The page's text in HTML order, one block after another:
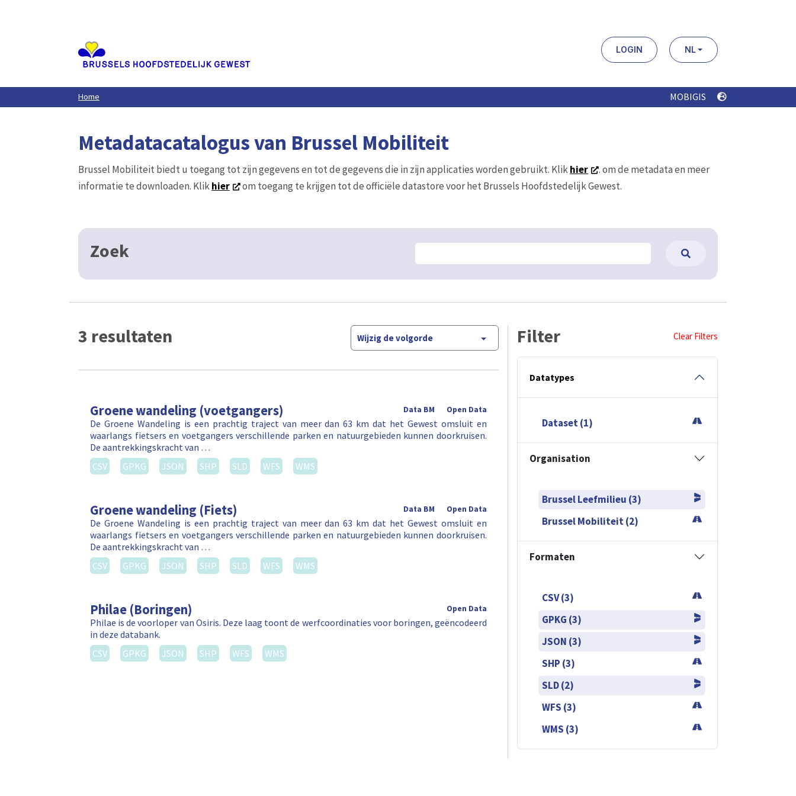
LOGIN NL
Home MOBIGIS
Metadatacatalogus van Brussel Mobiliteit
Brussel Mobiliteit biedt u toegang tot zijn gegevens en tot de gegevens die in zijn applicaties worden gebruikt. Klikhier
. om de metadata en meer
informatie te downloaden. Klikhier om toegang te krijgen tot de officiële datastore voor het Brussels Hoofdstedelijk Gewest.
Zoek
3 resultaten Wijzig de volgorde
Groene wandeling (voetgangers) Open Data
Data BM
De Groene Wandeling is een prachtig traject van meer dan 63 km dat het Gewest omsluit en
waarlangs fietsers en voetgangers verschillende parken en natuurgebieden kunnen doorkruisen.
De aantrekkingskracht van …
CSV
GPKG JSON SHP SLD WFS WMS
Groene wandeling (Fiets) Open Data
Data BM
De Groene Wandeling is een prachtig traject van meer dan 63 km dat het Gewest omsluit en
waarlangs fietsers en voetgangers verschillende parken en natuurgebieden kunnen doorkruisen.
De aantrekkingskracht van …
CSV
GPKG JSON SHP SLD WFS WMS
Philae (Boringen) Open Data
Philae is de voorloper van Osiris. Deze laag toont de werfcoordinaties voor boringen, geëncodeerd
in deze databank.
CSV
GPKG JSON SHP WFS WMS
Filter Clear Filters
Datatypes
Dataset (1)
Organisation
Brussel Leefmilieu (3)
Brussel Mobiliteit (2)
Formaten
CSV (3)
GPKG (3)
JSON (3)
SHP (3)
SLD (2)
WFS (3)
WMS (3)